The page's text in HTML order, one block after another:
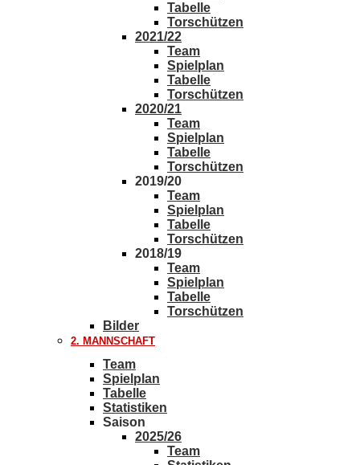
Tabelle
Torschützen
2021/22
Team
Spielplan
Tabelle
Torschützen
2020/21
Team
Spielplan
Tabelle
Torschützen
2019/20
Team
Spielplan
Tabelle
Torschützen
2018/19
Team
Spielplan
Tabelle
Torschützen
Bilder
2. MANNSCHAFT
Team
Spielplan
Tabelle
Statistiken
Saison
2025/26
Team